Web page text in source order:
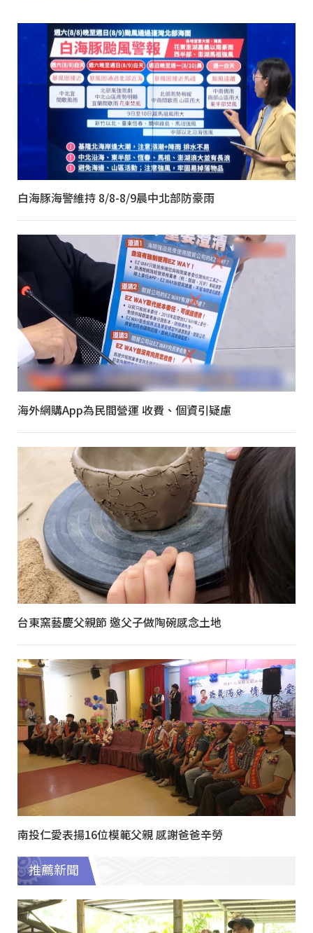
白海豚海警維持 8/8-8/9晨中北部防豪雨
海外網購App為民間營運 收費、個資引疑慮
台東窯藝慶父親節 邀父子做陶碗感念土地
南投仁愛表揚16位模範父親 感謝爸爸辛勞
推薦新聞